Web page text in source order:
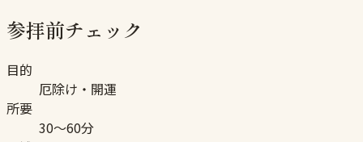
参拝前チェック
目的
厄除け・開運
所要
30〜60分